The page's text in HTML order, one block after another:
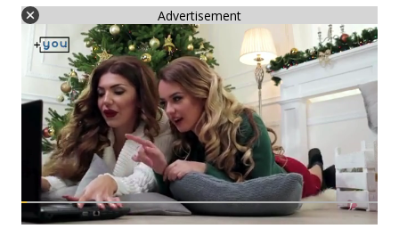
Advertisement